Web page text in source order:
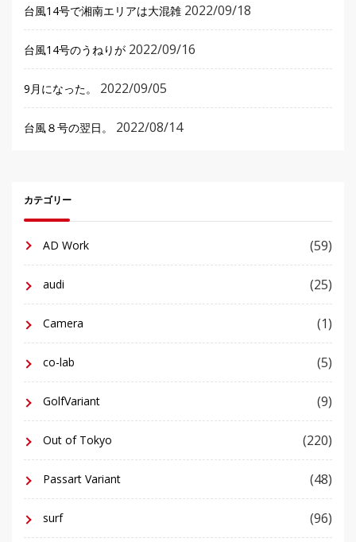
台風14号で湘南エリアは大混雑 2022/09/18
台風14号のうねりが 2022/09/16
9月になった。 2022/09/05
台風８号の翌日。 2022/08/14
カテゴリー
AD Work (59)
audi (25)
Camera (1)
co-lab (5)
GolfVariant (9)
Out of Tokyo (220)
Passart Variant (48)
surf (96)